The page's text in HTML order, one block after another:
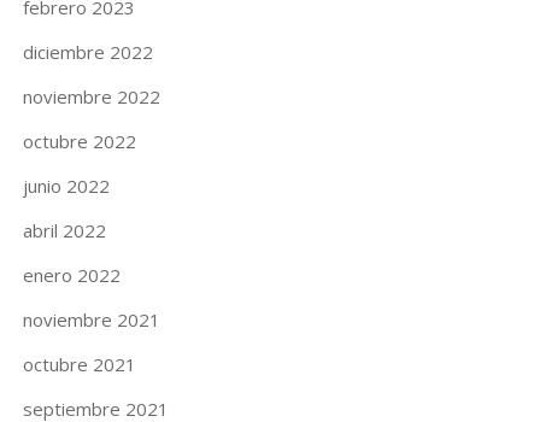
febrero 2023
diciembre 2022
noviembre 2022
octubre 2022
junio 2022
abril 2022
enero 2022
noviembre 2021
octubre 2021
septiembre 2021